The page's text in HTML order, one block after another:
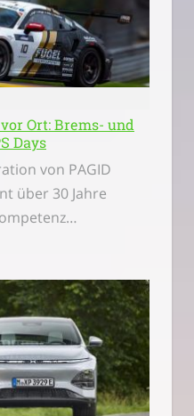
Ort: Brems- und
Days
von PAGID
über 30 Jahre